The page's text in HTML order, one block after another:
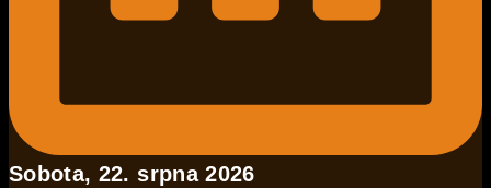
Sobota, 22. srpna 2026